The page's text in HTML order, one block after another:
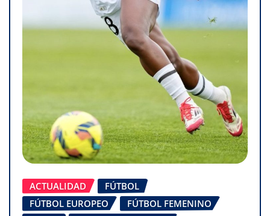
ACTUALIDAD
FÚTBOL
FÚTBOL EUROPEO
FÚTBOL FEMENINO